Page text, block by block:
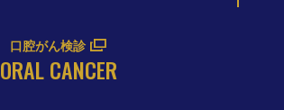
口腔がん検診
ORAL CANCER